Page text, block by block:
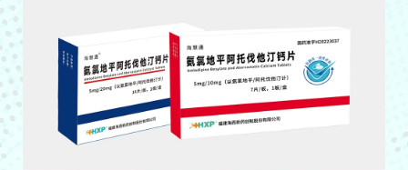
创新药
研发管线